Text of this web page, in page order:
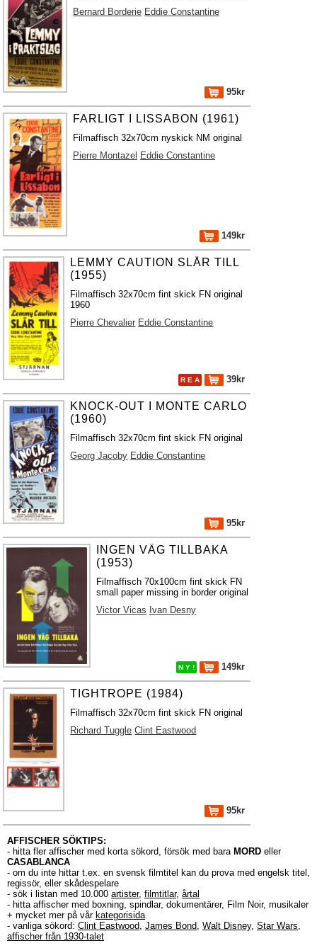
Bernard Borderie Eddie Constantine
95kr
FARLIGT I LISSABON (1961)
Filmaffisch 32x70cm nyskick NM original
Pierre Montazel Eddie Constantine
149kr
LEMMY CAUTION SLÅR TILL
(1955)
Filmaffisch 32x70cm fint skick FN original
1960
Pierre Chevalier Eddie Constantine
R E A 39kr
KNOCK-OUT I MONTE CARLO
(1960)
Filmaffisch 32x70cm fint skick FN original
Georg Jacoby Eddie Constantine
95kr
INGEN VÄG TILLBAKA
(1953)
Filmaffisch 70x100cm fint skick FN
small paper missing in border original
Victor Vicas Ivan Desny
N Y ! 149kr
TIGHTROPE (1984)
Filmaffisch 32x70cm fint skick FN original
Richard Tuggle Clint Eastwood
95kr
AFFISCHER SÖKTIPS:
- hitta fler affischer med korta sökord, försök med bara MORD eller
CASABLANCA
- om du inte hittar t.ex. en svensk filmtitel kan du prova med engelsk titel,
regissör, eller skådespelare
- sök i listan med 10.000 artister, filmtitlar, årtal
- hitta affischer med boxning, spindlar, dokumentärer, Film Noir, musikaler
+ mycket mer på vår kategorisida
- vanliga sökord: Clint Eastwood, James Bond, Walt Disney, Star Wars,
affischer från 1930-talet